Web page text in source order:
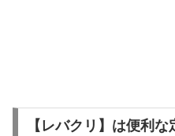
【レバクリ】は便利